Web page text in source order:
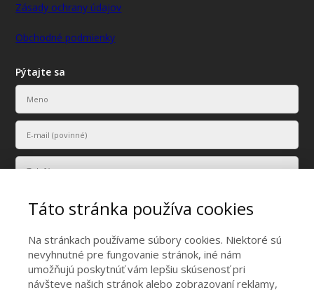
Zásady ochrany údajov
Obchodné podmienky
Pýtajte sa
Vaše osobné údaje budú použité len na účely vyriešenia vášho
Táto stránka používa cookies
Na stránkach používame súbory cookies. Niektoré sú
nevyhnutné pre fungovanie stránok, iné nám
umožňujú poskytnúť vám lepšiu skúsenosť pri
návšteve našich stránok alebo zobrazovaní reklamy,